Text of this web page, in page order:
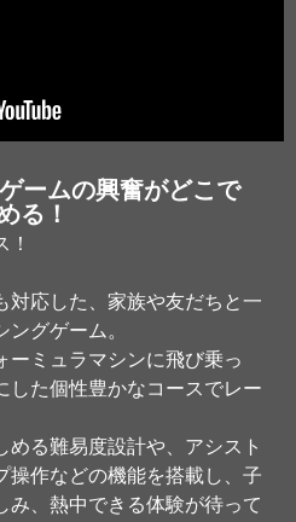
ームの興奮がどこで
る！
対応した、家族や友だちと一
グゲーム。
ーミュラマシンに飛び乗っ
した個性豊かなコースでレー
る難易度設計や、アシスト
操作などの機能を搭載し、子
み、熱中できる体験が待って